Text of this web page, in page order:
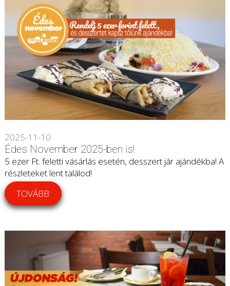
2025-11-10
Édes November 2025-ben is!
5 ezer Ft. feletti vásárlás esetén, desszert jár ajándékba! A
részleteket lent találod!
TOVÁBB